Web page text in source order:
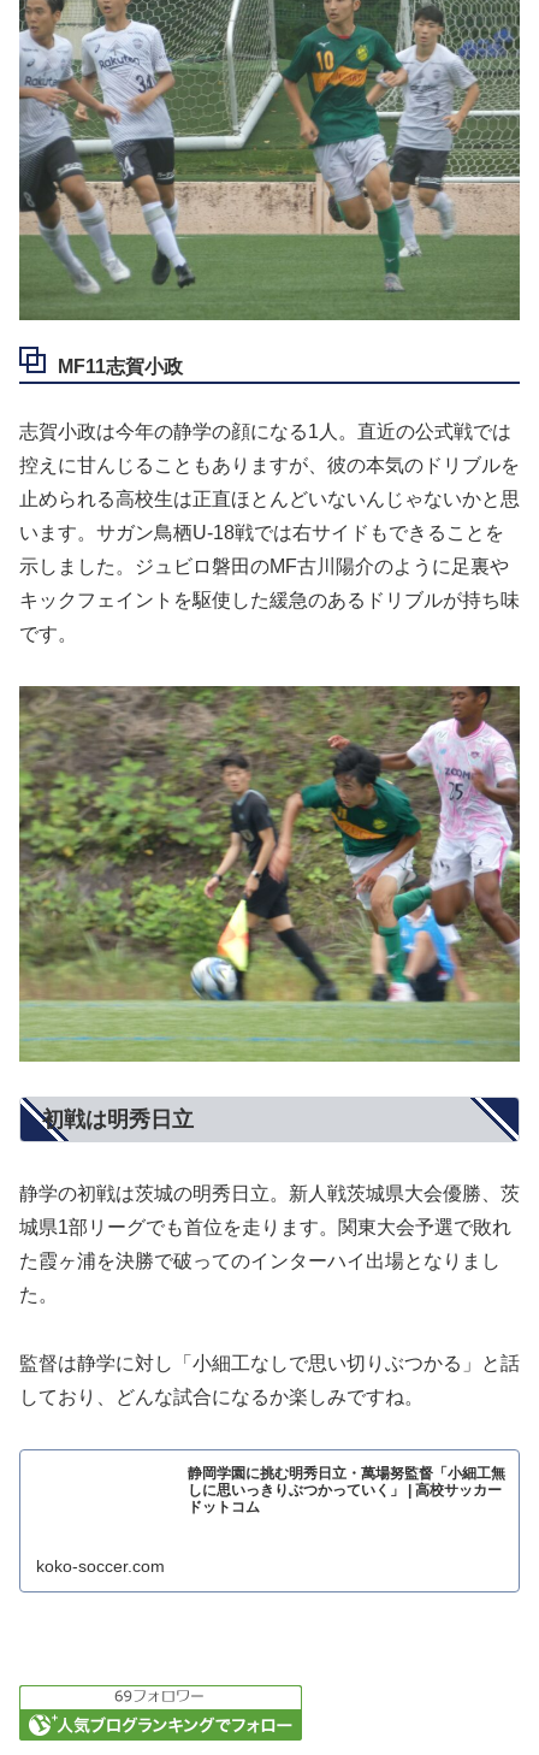
MF11志賀小政
志賀小政は今年の静学の顔になる1人。直近の公式戦では
控えに甘んじることもありますが、彼の本気のドリブルを
止められる高校生は正直ほとんどいないんじゃないかと思
います。サガン鳥栖U-18戦では右サイドもできることを
示しました。ジュビロ磐田のMF古川陽介のように足裏や
キックフェイントを駆使した緩急のあるドリブルが持ち味
です。
初戦は明秀日立
静学の初戦は茨城の明秀日立。新人戦茨城県大会優勝、茨
城県1部リーグでも首位を走ります。関東大会予選で敗れ
た霞ヶ浦を決勝で破ってのインターハイ出場となりまし
た。
監督は静学に対し「小細工なしで思い切りぶつかる」と話
しており、どんな試合になるか楽しみですね。
静岡学園に挑む明秀日立・萬場努監督「小細工無
しに思いっきりぶつかっていく」 | 高校サッカー
ドットコム
koko-soccer.com